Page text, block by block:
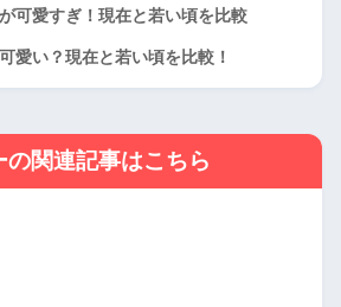
可愛すぎ！現在と若い頃を比較
愛い？現在と若い頃を比較！
の関連記事はこちら